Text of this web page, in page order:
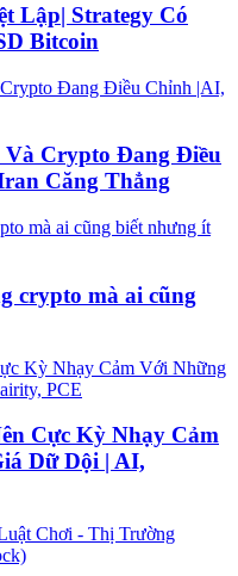
Lập| Strategy Có
Bitcoin
Crypto Đang Điều
Căng Thẳng
crypto mà ai cũng
Cực Kỳ Nhạy Cảm
Dữ Dội | AI,